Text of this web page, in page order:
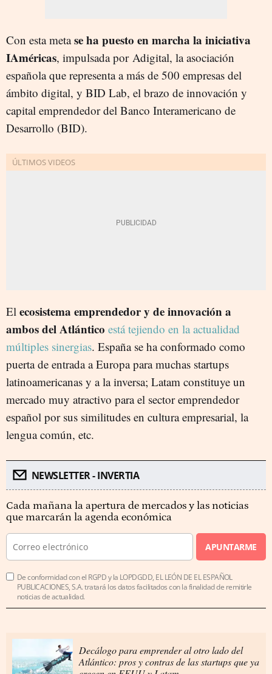
Con esta metase ha puesto en marcha la iniciativa
IAméricas, impulsada por Adigital, la asociación
española que representa a más de 500 empresas del
ámbito digital, y BID Lab, el brazo de innovación y
capital emprendedor del Banco Interamericano de
Desarrollo (BID).
El ecosistema emprendedor y de innovación a
ambos del Atlántico está tejiendo en la actualidad
múltiples sinergias. España se ha conformado como
puerta de entrada a Europa para muchas startups
latinoamericanas y a la inversa; Latam constituye un
mercado muy atractivo para el sector emprendedor
español por sus similitudes en cultura empresarial, la
lengua común, etc.
NEWSLETTER - INVERTIA
Cada mañana la apertura de mercados y las noticias
que marcarán la agenda económica
APUNTARME
De conformidad con el RGPD y la LOPDGDD, EL LEÓN DE EL ESPAÑOL
PUBLICACIONES, S.A. tratará los datos facilitados con la finalidad de remitirle
noticias de actualidad.
Decálogo para emprender al otro lado del
Atlántico: pros y contras de las startups que ya